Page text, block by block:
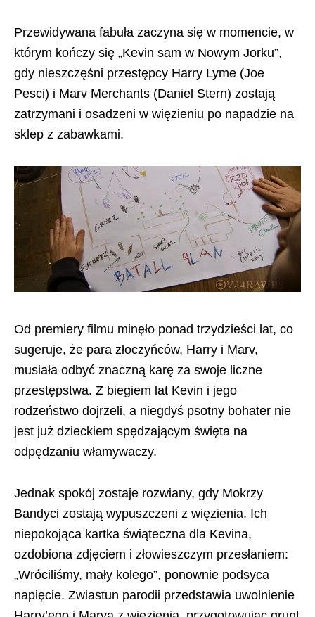
Przewidywana fabuła zaczyna się w momencie, w
którym kończy się „Kevin sam w Nowym Jorku”,
gdy nieszczęśni przestępcy Harry Lyme (Joe
Pesci) i Marv Merchants (Daniel Stern) zostają
zatrzymani i osadzeni w więzieniu po napadzie na
sklep z zabawkami.
Od premiery filmu minęło ponad trzydzieści lat, co
sugeruje, że para złoczyńców, Harry i Marv,
musiała odbyć znaczną karę za swoje liczne
przestępstwa. Z biegiem lat Kevin i jego
rodzeństwo dojrzeli, a niegdyś psotny bohater nie
jest już dzieckiem spędzającym święta na
odpędzaniu włamywaczy.
Jednak spokój zostaje rozwiany, gdy Mokrzy
Bandyci zostają wypuszczeni z więzienia. Ich
niepokojąca kartka świąteczna dla Kevina,
ozdobiona zdjęciem i złowieszczym przesłaniem:
„Wróciliśmy, mały kolego”, ponownie podsyca
napięcie. Zwiastun parodii przedstawia uwolnienie